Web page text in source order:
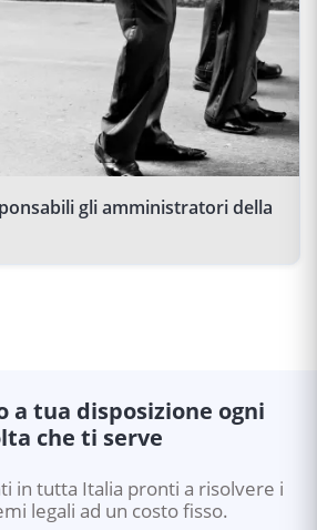
gli amministratori della
a tua disposizione ogni
che ti serve
in tutta Italia pronti a risolvere i
legali ad un costo fisso.